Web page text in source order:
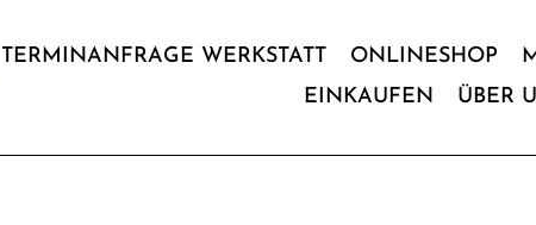
TERMINANFRAGE WERKSTATT ONLINESHOP
EINKAUFEN
ÜBER